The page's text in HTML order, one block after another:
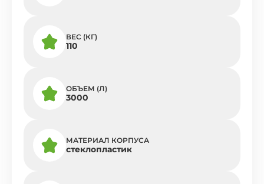
ВЕС (КГ)
110
ОБЪЕМ (Л)
3000
МАТЕРИАЛ КОРПУСА
стеклопластик